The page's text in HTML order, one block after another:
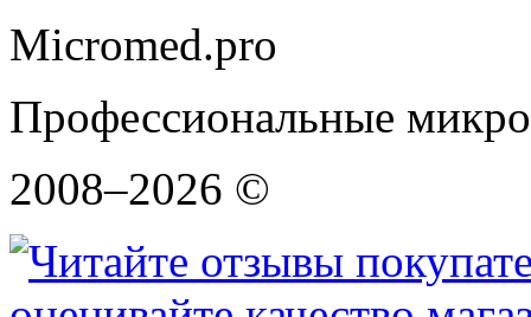
Micromed.pro
Профессиональные
2008–2026 ©